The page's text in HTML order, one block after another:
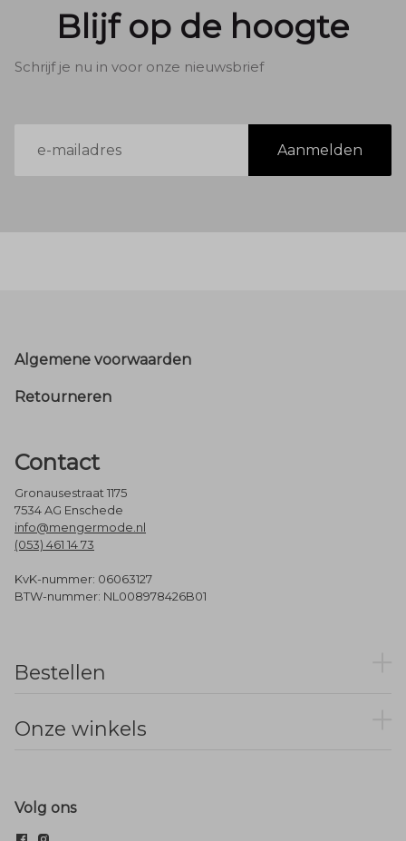
Blijf op de hoogte
Schrijf je nu in voor onze nieuwsbrief
mailadres
Aanmelden
Footer
Algemene voorwaarden
Retourneren
Contact
Gronausestraat 1175
7534 AG Enschede
info@mengermode.nl
(053) 461 14 73
KvK-nummer: 06063127
BTW-nummer: NL008978426B01
Bestellen
Onze winkels
Volg ons